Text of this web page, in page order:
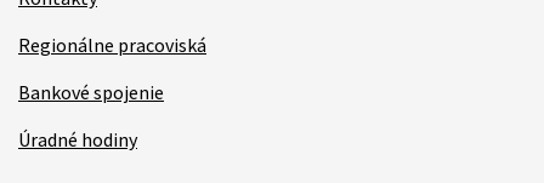
Regionálne pracoviská
Bankové spojenie
Úradné hodiny